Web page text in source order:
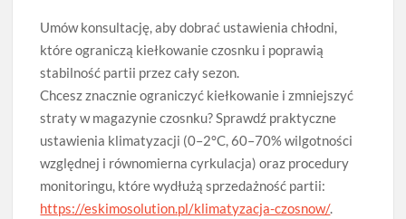
Umów konsultację, aby dobrać ustawienia chłodni,
które ograniczą kiełkowanie czosnku i poprawią
stabilność partii przez cały sezon.
Chcesz znacznie ograniczyć kiełkowanie i zmniejszyć
straty w magazynie czosnku? Sprawdź praktyczne
ustawienia klimatyzacji (0–2°C, 60–70% wilgotności
względnej i równomierna cyrkulacja) oraz procedury
monitoringu, które wydłużą sprzedażność partii:
https://eskimosolution.pl/klimatyzacja-czosnow/.